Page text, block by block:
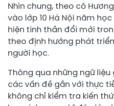
Nhìn chung, theo cô
vào lớp 10 Hà Nội năm
hiện tinh thần đổi mới
theo định hướng phát
người học.
Thông qua những ngữ
các vấn đề gắn với thực
không chỉ kiểm tra kiến